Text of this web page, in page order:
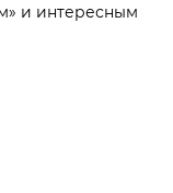
и интересным